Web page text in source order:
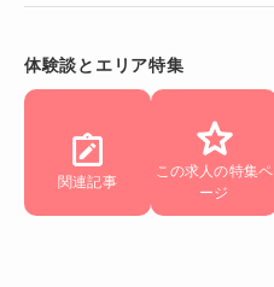
体験談とエリア特集
関連記事
この求人の特集ペ
ージ